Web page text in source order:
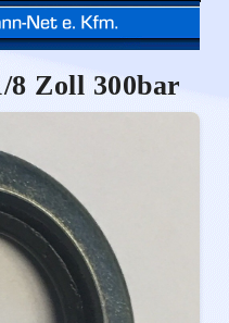
8 Zoll 300bar